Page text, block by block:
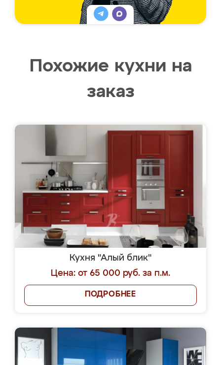
Похожие кухни на
заказ
Кухня "Алый блик"
Цена: от 65 000 руб. за п.м.
ПОДРОБНЕЕ